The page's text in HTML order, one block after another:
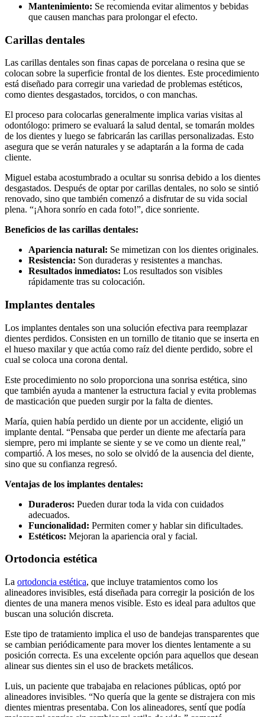
Mantenimiento: Se recomienda evitar alimentos y bebidas
que causen manchas para prolongar el efecto.
Carillas dentales
Las carillas dentales son finas capas de porcelana o resina que se
colocan sobre la superficie frontal de los dientes. Este procedimiento
está diseñado para corregir una variedad de problemas estéticos,
como dientes desgastados, torcidos, o con manchas.
El proceso para colocarlas generalmente implica varias visitas al
odontólogo: primero se evaluará la salud dental, se tomarán moldes
de los dientes y luego se fabricarán las carillas personalizadas. Esto
asegura que se verán naturales y se adaptarán a la forma de cada
cliente.
Miguel estaba acostumbrado a ocultar su sonrisa debido a los dientes
desgastados. Después de optar por carillas dentales, no solo se sintió
renovado, sino que también comenzó a disfrutar de su vida social
plena. “¡Ahora sonrío en cada foto!”, dice sonriente.
Beneficios de las carillas dentales:
Apariencia natural: Se mimetizan con los dientes originales.
Resistencia: Son duraderas y resistentes a manchas.
Resultados inmediatos: Los resultados son visibles
rápidamente tras su colocación.
Implantes dentales
Los implantes dentales son una solución efectiva para reemplazar
dientes perdidos. Consisten en un tornillo de titanio que se inserta en
el hueso maxilar y que actúa como raíz del diente perdido, sobre el
cual se coloca una corona dental.
Este procedimiento no solo proporciona una sonrisa estética, sino
que también ayuda a mantener la estructura facial y evita problemas
de masticación que pueden surgir por la falta de dientes.
María, quien había perdido un diente por un accidente, eligió un
implante dental. “Pensaba que perder un diente me afectaría para
siempre, pero mi implante se siente y se ve como un diente real,”
compartió. A los meses, no solo se olvidó de la ausencia del diente,
sino que su confianza regresó.
Ventajas de los implantes dentales:
Duraderos: Pueden durar toda la vida con cuidados
adecuados.
Funcionalidad: Permiten comer y hablar sin dificultades.
Estéticos: Mejoran la apariencia oral y facial.
Ortodoncia estética
La ortodoncia estética, que incluye tratamientos como los
alineadores invisibles, está diseñada para corregir la posición de los
dientes de una manera menos visible. Esto es ideal para adultos que
buscan una solución discreta.
Este tipo de tratamiento implica el uso de bandejas transparentes que
se cambian periódicamente para mover los dientes lentamente a su
posición correcta. Es una excelente opción para aquellos que desean
alinear sus dientes sin el uso de brackets metálicos.
Luis, un paciente que trabajaba en relaciones públicas, optó por
alineadores invisibles. “No quería que la gente se distrajera con mis
dientes mientras presentaba. Con los alineadores, sentí que podía